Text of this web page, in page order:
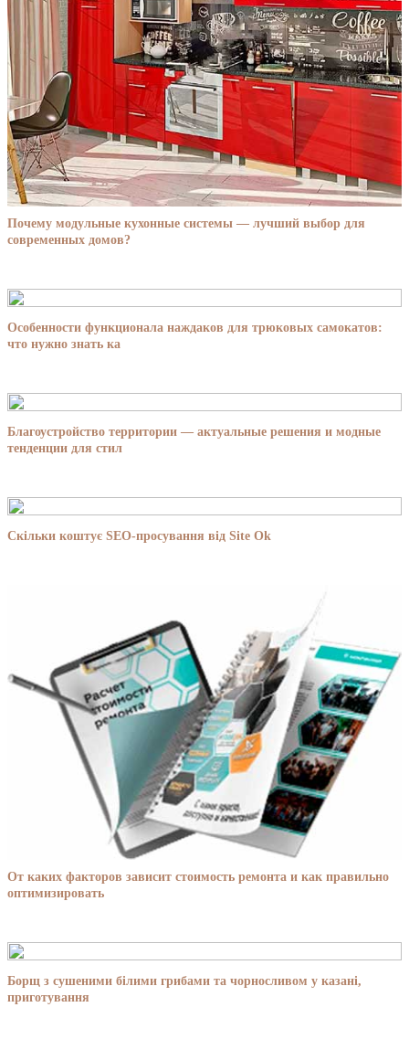
Почему модульные кухонные системы — лучший выбор для
современных домов?
Особенности функционала наждаков для трюковых самокатов:
что нужно знать ка
Благоустройство территории — актуальные решения и модные
тенденции для стил
Скільки коштує SEO-просування від Site Ok
От каких факторов зависит стоимость ремонта и как правильно
оптимизировать
Борщ з сушеними білими грибами та чорносливом у казані,
приготування